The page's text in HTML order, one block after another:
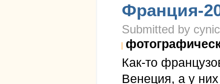
Франция-
Submitted by
Как-то
Венеция, а у